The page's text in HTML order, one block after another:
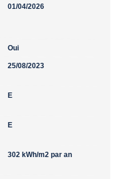
01/04/2026
Oui
25/08/2023
E
E
302 kWh/m2 par an